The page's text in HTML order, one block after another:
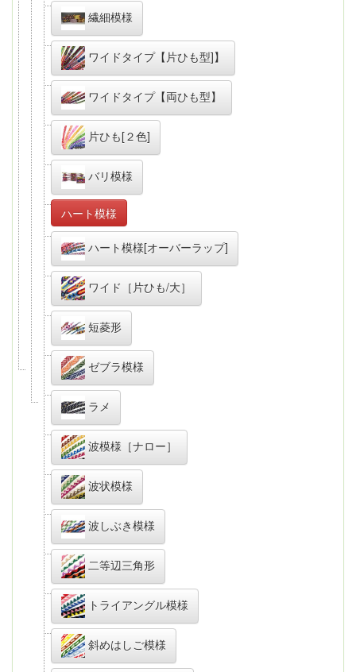
繊細模様
ワイドタイプ【片ひも型]】
ワイドタイプ【両ひも型】
片ひも[２色]
バリ模様
ハート模様
ハート模様[オーバーラップ]
ワイド［片ひも/大］
短菱形
ゼブラ模様
ラメ
波模様［ナロー］
波状模様
波しぶき模様
二等辺三角形
トライアングル模様
斜めはしご模様